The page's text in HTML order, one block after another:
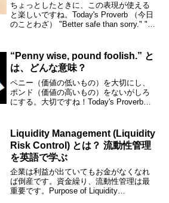
ちょっとしたときに、この表現が使える
と楽しいですね。Today's Proverb （今日
のことわざ） "Better safe than sorry." "後
Origin ...
“Penny wise, pound foolish.” と
は、どんな意味？
ペニー（価値の低いもの）を大切にし、
ポンド（価値の高いもの）をないがしろ
にする。大切ですね！Today's Proverb
Liquidity Management (Liquidity
Risk Control) とは？ 流動性管理
を英語で学ぶ
企業は利益が出ていてもお金がなくなれ
ば倒産です。資金繰り、流動性管理は最
重要です。Purpose of Liquidity